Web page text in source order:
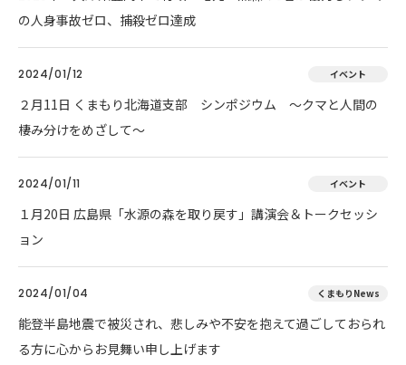
の人身事故ゼロ、捕殺ゼロ達成
2024/01/12 イベント
２月11日 くまもり北海道支部 シンポジウム ～クマと人間の
棲み分けをめざして～
2024/01/11 イベント
１月20日 広島県「水源の森を取り戻す」講演会＆トークセッシ
ョン
2024/01/04 くまもりNews
能登半島地震で被災され、悲しみや不安を抱えて過ごしておられ
る方に心からお見舞い申し上げます